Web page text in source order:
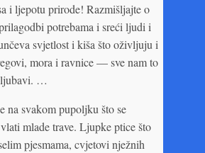
i ljepotu prirode! Razmišljajte o
potrebama i sreći ljudi i
svjetlost i kiša što oživljuju i
mora i ravnice — sve nam to
ljubavi. …
svakom pupoljku što se
mlade trave. Ljupke ptice što
pjesmama, cvjetovi nježnih